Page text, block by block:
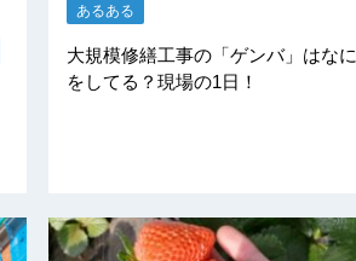
あるある
大規模修繕工事の「ゲンバ」はなに
をしてる？現場の1日！